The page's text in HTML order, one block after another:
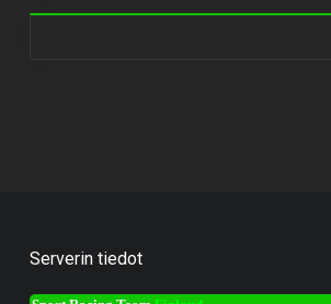
Serverin tiedot